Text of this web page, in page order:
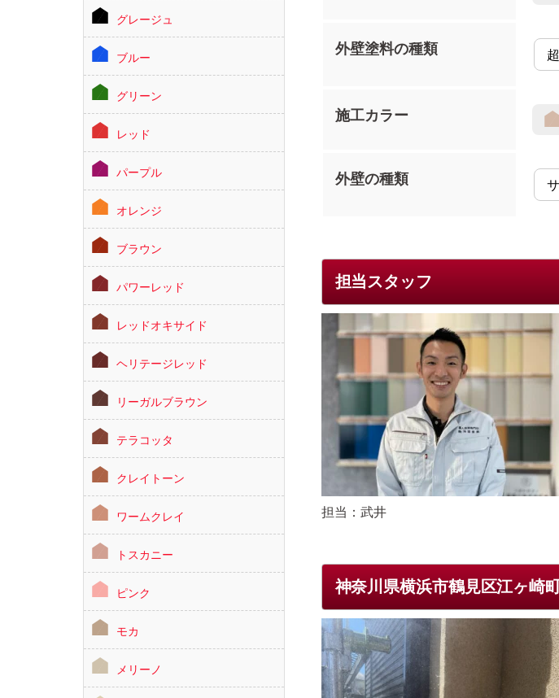
外壁塗料の種類
施工カラー
外壁の種類
担当スタッフ
担当：武井
神奈川県横浜市鶴見区江ヶ崎
グレージュ
ブルー
グリーン
レッド
パープル
オレンジ
ブラウン
パワーレッド
レッドオキサイド
ヘリテージレッド
リーガルブラウン
テラコッタ
クレイトーン
ワームクレイ
トスカニー
ピンク
モカ
メリーノ